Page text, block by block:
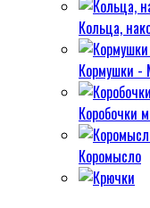
Кольца,
Кормушки -
Коробочки
Коромысло